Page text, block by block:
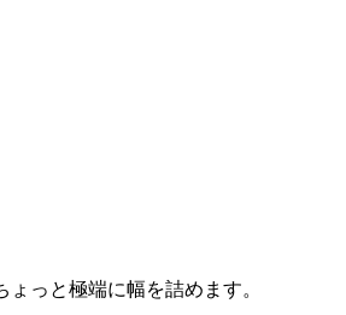
ょっと極端に幅を詰めます。